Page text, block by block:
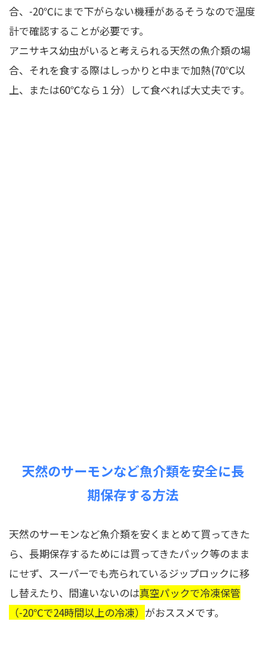
合、-20℃にまで下がらない機種があるそうなので温度
計で確認することが必要です。
アニサキス幼虫がいると考えられる天然の魚介類の場
合、それを食する際はしっかりと中まで加熱(70℃以
上、または60℃なら１分）して食べれば大丈夫です。
天然のサーモンなど魚介類を安全に長
期保存する方法
天然のサーモンなど魚介類を安くまとめて買ってきた
ら、長期保存するためには買ってきたパック等のまま
にせず、スーパーでも売られているジップロックに移
し替えたり、間違いないのは真空パックで冷凍保管
（-20℃で24時間以上の冷凍） がおススメです。